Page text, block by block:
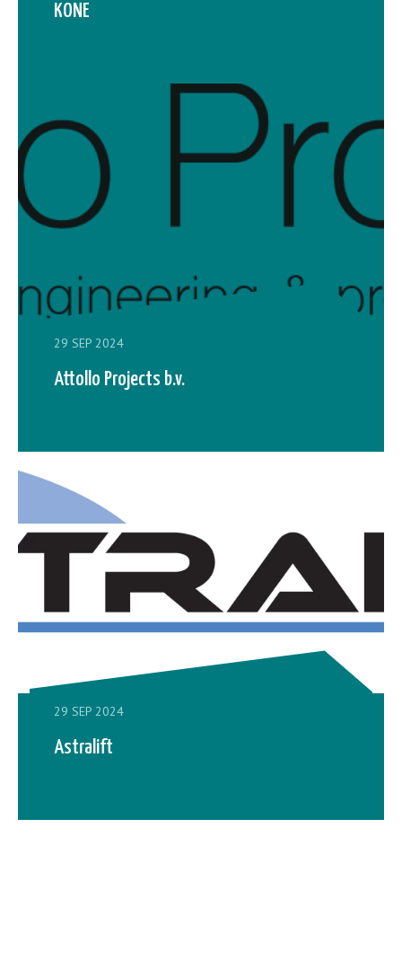
KONE
29 SEP 2024
Attollo Projects b.v.
29 SEP 2024
Astralift